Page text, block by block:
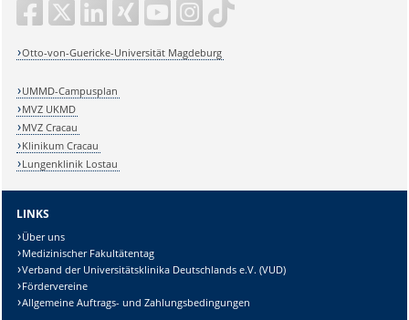
Otto-von-Guericke-Universität Magdeburg
UMMD-Campusplan
MVZ UKMD
MVZ Cracau
Klinikum Cracau
Lungenklinik Lostau
LINKS
Über uns
Medizinischer Fakultätentag
Verband der Universitätsklinika Deutschlands e.V. (VUD)
Fördervereine
Allgemeine Auftrags- und Zahlungsbedingungen